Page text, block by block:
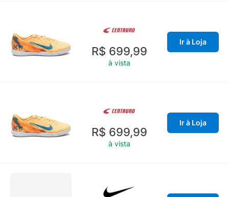
R$ 699,99
à vista
Ir à Loja
R$ 699,99
à vista
Ir à Loja